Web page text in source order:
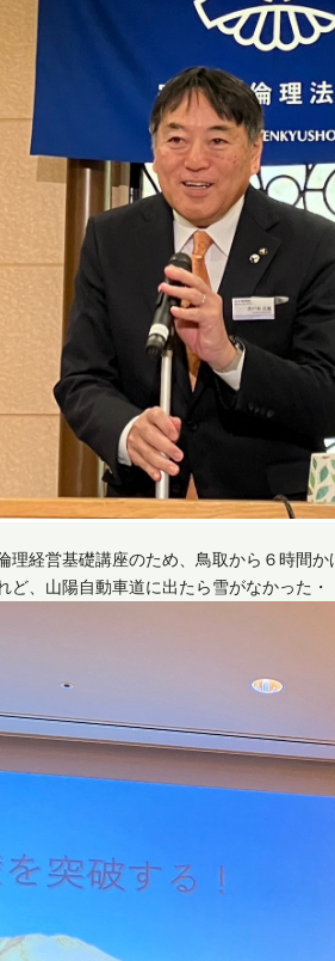
理経営基礎講座のため、鳥取から６時間
ど、山陽自動車道に出たら雪がなかった・